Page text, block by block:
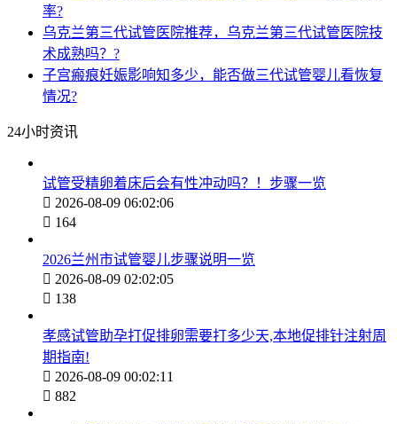
率?
乌克兰第三代试管医院推荐，乌克兰第三代试管医院技
术成熟吗？?
子宫瘢痕妊娠影响知多少，能否做三代试管婴儿看恢复
情况?
24小时资讯
试管受精卵着床后会有性冲动吗？！步骤一览
 2026-08-09 06:02:06
 164
2026兰州市试管婴儿步骤说明一览
 2026-08-09 02:02:05
 138
孝感试管助孕打促排卵需要打多少天,本地促排针注射周
期指南!
 2026-08-09 00:02:11
 882